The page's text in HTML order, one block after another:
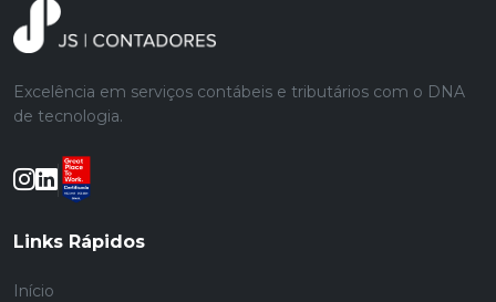
Excelência em serviços contábeis e tributários com o DNA
de tecnologia.
Links Rápidos
Início